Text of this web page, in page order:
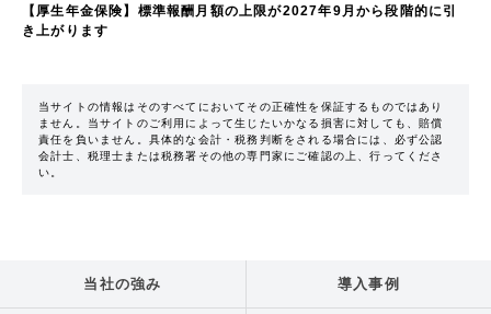
【厚生年金保険】標準報酬月額の上限が2027年9月から段階的に引
き上がります
当サイトの情報はそのすべてにおいてその正確性を保証するものではあり
ません。当サイトのご利用によって生じたいかなる損害に対しても、賠償
責任を負いません。具体的な会計・税務判断をされる場合には、必ず公認
会計士、税理士または税務署その他の専門家にご確認の上、行ってくださ
い。
当社の強み 導入事例